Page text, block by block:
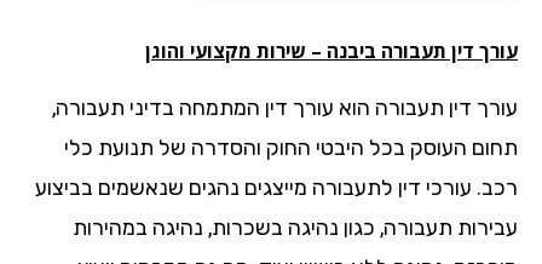
דין תעבורה ביבנה – שירות מקצועי והוגן
דין תעבורה הוא עורך דין המתמחה בדיני תעבורה,
העוסק בכל היבטי החוק והסדרה של תנועת כלי
עורכי דין לתעבורה מייצגים נהגים שנאשמים בביצוע
תעבורה, כגון נהיגה בשכרות, נהיגה במהירות